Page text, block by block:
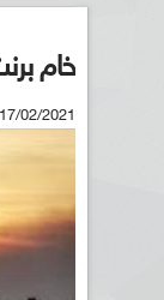
خام برنت
17/02/2021 - 13:40